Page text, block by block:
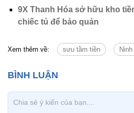
9X Thanh Hóa sở hữu kho
chiếc tủ để bảo quản
Xem thêm về: sưu tầm tiền